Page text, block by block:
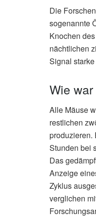
Die
sogenannte
Knochen
nächtlichen
Signal
Wie
Alle Mäuse
restlichen
produzieren.
Stunden bei
Das
Anzeige
Zyklus
verglichen